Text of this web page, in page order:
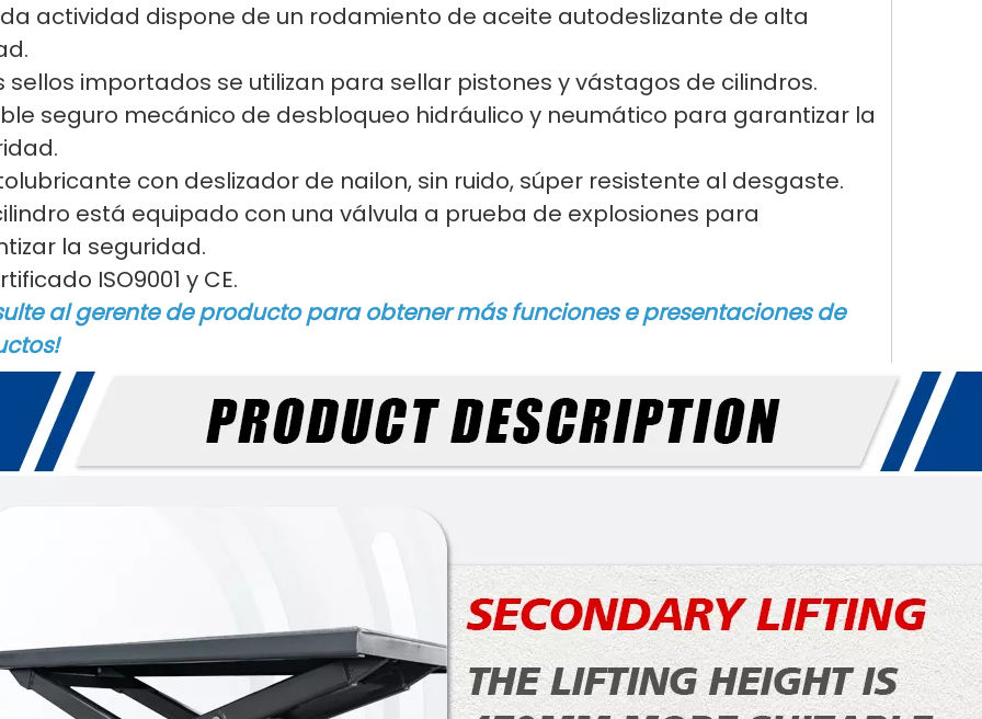
actividad dispone de un rodamiento de aceite autodeslizante de alta
sellos importados se utilizan para sellar pistones y vástagos de cilindros.
seguro mecánico de desbloqueo hidráulico y neumático para garantizar la
con deslizador de nailon, sin ruido, súper resistente al desgaste.
está equipado con una válvula a prueba de explosiones para
la seguridad.
ISO9001 y CE.
al gerente de producto para obtener más funciones e presentaciones de